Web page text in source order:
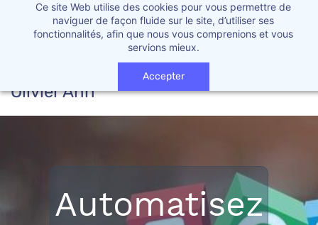
Ce site Web utilise des cookies pour vous permettre de
naviguer de façon fluide sur le site, d’utiliser ses
fonctionnalités, afin que nous vous comprenions et vous
servions mieux.
Accepter
Olivier Anh
Automatisez
🔧 Site en construction 🔧 Compris